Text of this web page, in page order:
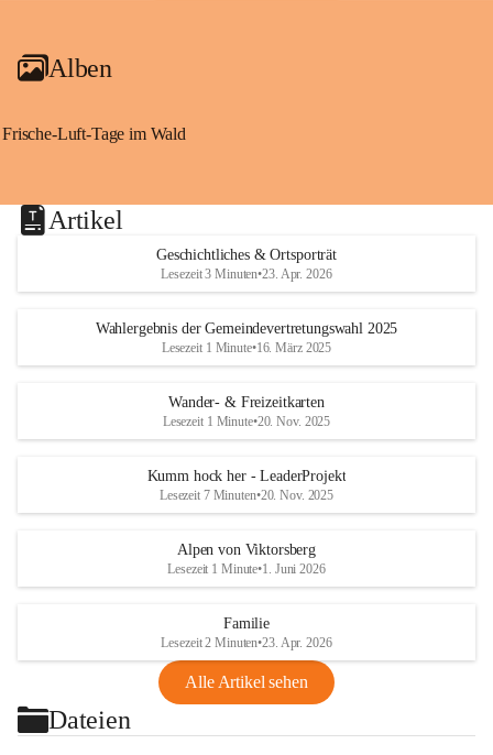
Alben
Frische-Luft-Tage im Wald
Artikel
Geschichtliches & Ortsporträt
Lesezeit 3 Minuten•23. Apr. 2026
Wahlergebnis der Gemeindevertretungswahl 2025
Lesezeit 1 Minute•16. März 2025
Wander- & Freizeitkarten
Lesezeit 1 Minute•20. Nov. 2025
Kumm hock her - LeaderProjekt
Lesezeit 7 Minuten•20. Nov. 2025
Alpen von Viktorsberg
Lesezeit 1 Minute•1. Juni 2026
Familie
Lesezeit 2 Minuten•23. Apr. 2026
Alle Artikel sehen
Dateien